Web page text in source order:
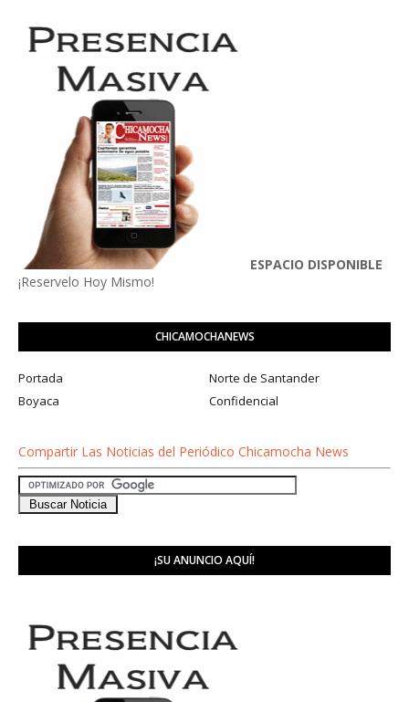
ESPACIO DISPONIBLE
¡Reservelo Hoy Mismo!
CHICAMOCHANEWS
Portada
Norte de Santander
Boyaca
Confidencial
Compartir Las Noticias del Periódico Chicamocha News
¡SU ANUNCIO AQUÍ!